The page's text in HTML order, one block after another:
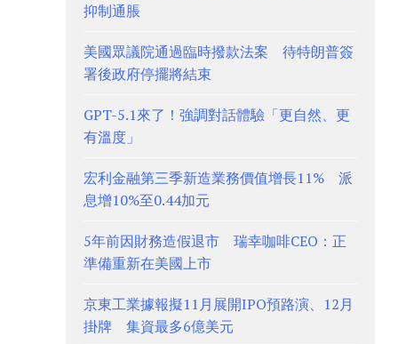
抑制通脹
美國眾議院通過臨時撥款法案 待特朗普簽
署後政府停擺將結束
GPT-5.1來了！強調對話體驗「更自然、更
有溫度」
宏利金融第三季新造業務價值增長11% 派
息增10%至0.44加元
5年前因財務造假退市 瑞幸咖啡CEO：正
準備重新在美國上市
京東工業據報擬11月展開IPO預路演、12月
掛牌 集資最多6億美元